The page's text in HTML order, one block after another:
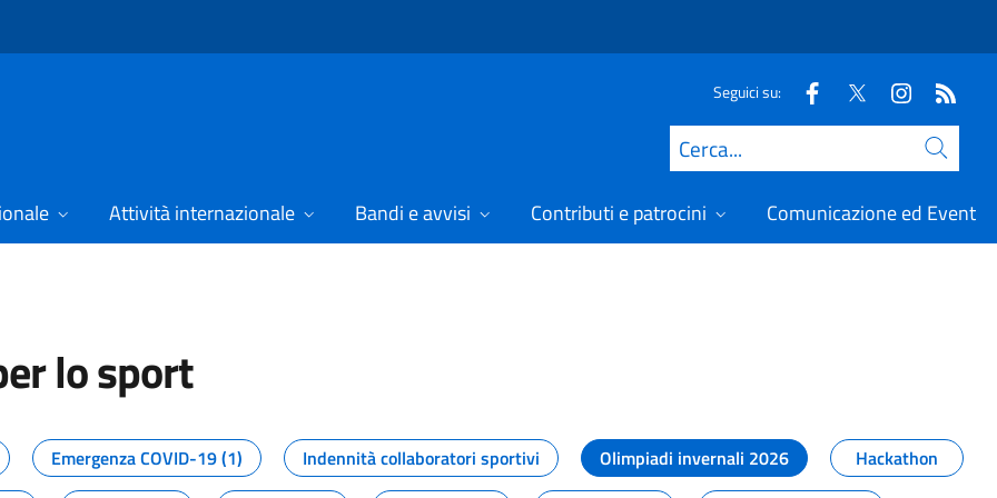
Seguici su:
Cerca
Attività internazionale Bandi e avvisi Contributi e patrocini Comunicazione ed Eventi
lo sport
dal Dipartimento per lo sport
Emergenza COVID-19 (1) Indennità collaboratori sportivi Olimpiadi invernali 2026
Hackathon